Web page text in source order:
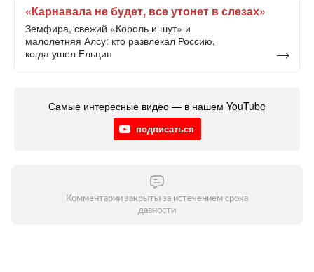
«Карнавала не будет, все утонет в слезах»
Земфира, свежий «Король и шут» и
малолетняя Алсу: кто развлекал Россию,
когда ушел Ельцин
Самые интересные видео — в нашем YouTube
подписаться
Комментарии закрыты за истечением срока
давности